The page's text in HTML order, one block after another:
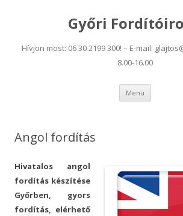
Győri
Hívjon most: 06 30 2199 300! – E-mail:
8.00-16.00
Menü Tovább
Angol fordítás
Hivatalos angol
fordítás készítése
Győrben, gyors
fordítás, elérhető